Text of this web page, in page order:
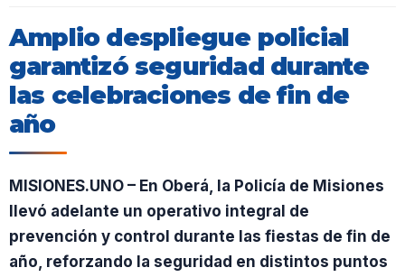
Amplio despliegue policial
garantizó seguridad durante
las celebraciones de fin de
año
MISIONES.UNO – En Oberá, la Policía de Misiones
llevó adelante un operativo integral de
prevención y control durante las fiestas de fin de
año, reforzando la seguridad en distintos puntos